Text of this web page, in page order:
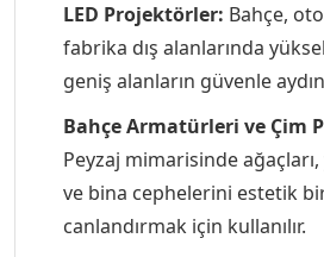
LED Projektörler: Bahçe,
fabrika dış alanlarında
geniş alanların güvenle
Bahçe Armatürleri ve Çim
Peyzaj mimarisinde ağaçları,
ve bina cephelerini estetik
canlandırmak için kullanılır.